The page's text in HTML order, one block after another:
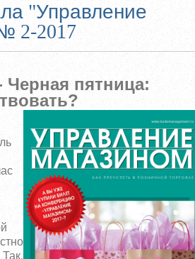
"Управление
2-2017
Черная пятница: